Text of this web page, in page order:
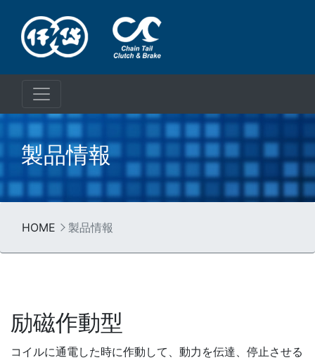
製品情報
HOME 製品情報
励磁作動型
コイルに通電した時に作動して、動力を伝達、停止させる